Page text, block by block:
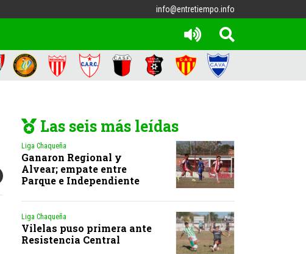
info@entretiempo.info
Las seis más leídas
Liga Chaqueña
Ganaron Regional y
Alvear; empate entre
Parque e Independiente
Liga Chaqueña
Vilelas puso primera ante
Resistencia Central